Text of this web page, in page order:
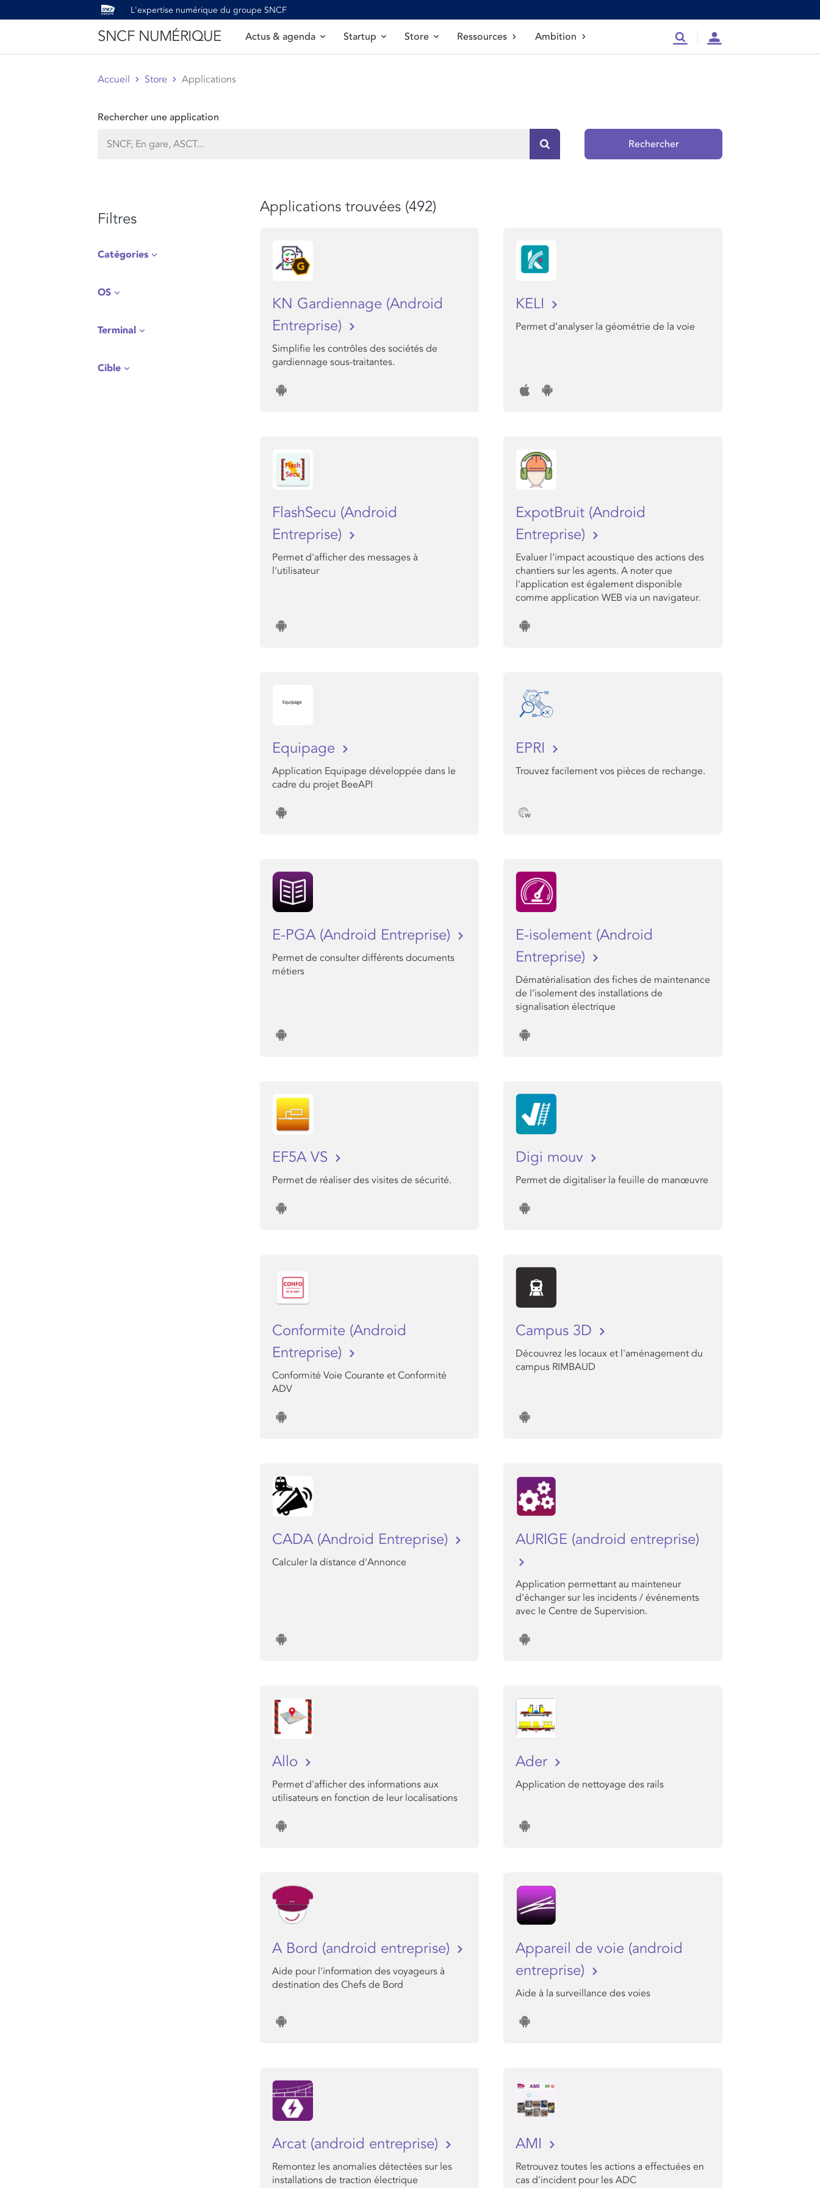
L'expertise numérique du groupe SNCF
SNCF NUMÉRIQUE Actus & agenda Startup Store Ressources Ambition RechercheCompte
Accueil Store Applications
Rechercher une application
Rechercher sur le site
Rechercher
Filtres
Catégories
OS
Terminal
Cible
Applications trouvées (492)
KN Gardiennage (Android
Entreprise)
Simplifie les contrôles des sociétés de
gardiennage sous-traitantes.
KELI
Permet d’analyser la géométrie de la voie
FlashSecu (Android
Entreprise)
Permet d'afficher des messages à
l'utilisateur
ExpotBruit (Android
Entreprise)
Evaluer l'impact acoustique des actions des
chantiers sur les agents. A noter que
l'application est également disponible
comme application WEB via un navigateur.
Equipage
Application Equipage développée dans le
cadre du projet BeeAPI
EPRI
Trouvez facilement vos pièces de rechange.
E-PGA (Android Entreprise)
Permet de consulter différents documents
métiers
E-isolement (Android
Entreprise)
Dématérialisation des fiches de maintenance
de l’isolement des installations de
signalisation électrique
EF5A VS
Permet de réaliser des visites de sécurité.
Digi mouv
Permet de digitaliser la feuille de manœuvre
Conformite (Android
Entreprise)
Conformité Voie Courante et Conformité
ADV
Campus 3D
Découvrez les locaux et l'aménagement du
campus RIMBAUD
CADA (Android Entreprise)
Calculer la distance d'Annonce
AURIGE (android entreprise)
Application permettant au mainteneur
d'échanger sur les incidents / événements
avec le Centre de Supervision.
Allo
Permet d'afficher des informations aux
utilisateurs en fonction de leur localisations
Ader
Application de nettoyage des rails
A Bord (android entreprise)
Aide pour l'information des voyageurs à
destination des Chefs de Bord
Appareil de voie (android
entreprise)
Aide à la surveillance des voies
Arcat (android entreprise)
Remontez les anomalies détectées sur les
installations de traction électrique
AMI
Retrouvez toutes les actions a effectuées en
cas d'incident pour les ADC